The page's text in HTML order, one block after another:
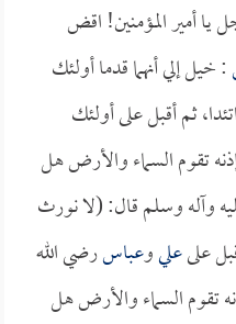
أمير المؤمنين! اقض
: خيل إلي أنهما قدما أولئك
ثم أقبل على أولئك
تقوم السماء والأرض هل
وآله وسلم قال: (لا نورث
علىعليوعباسرضي الله
تقوم السماء والأرض هل